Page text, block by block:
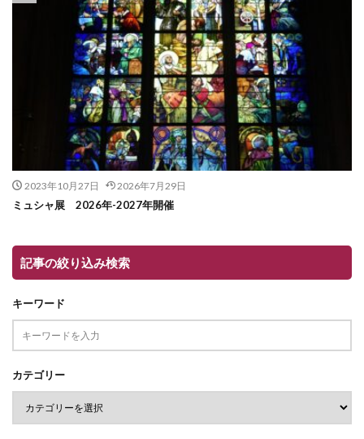
2023年10月27日 2026年7月29日
ミュシャ展 2026年-2027年開催
記事の絞り込み検索
キーワード
カテゴリー